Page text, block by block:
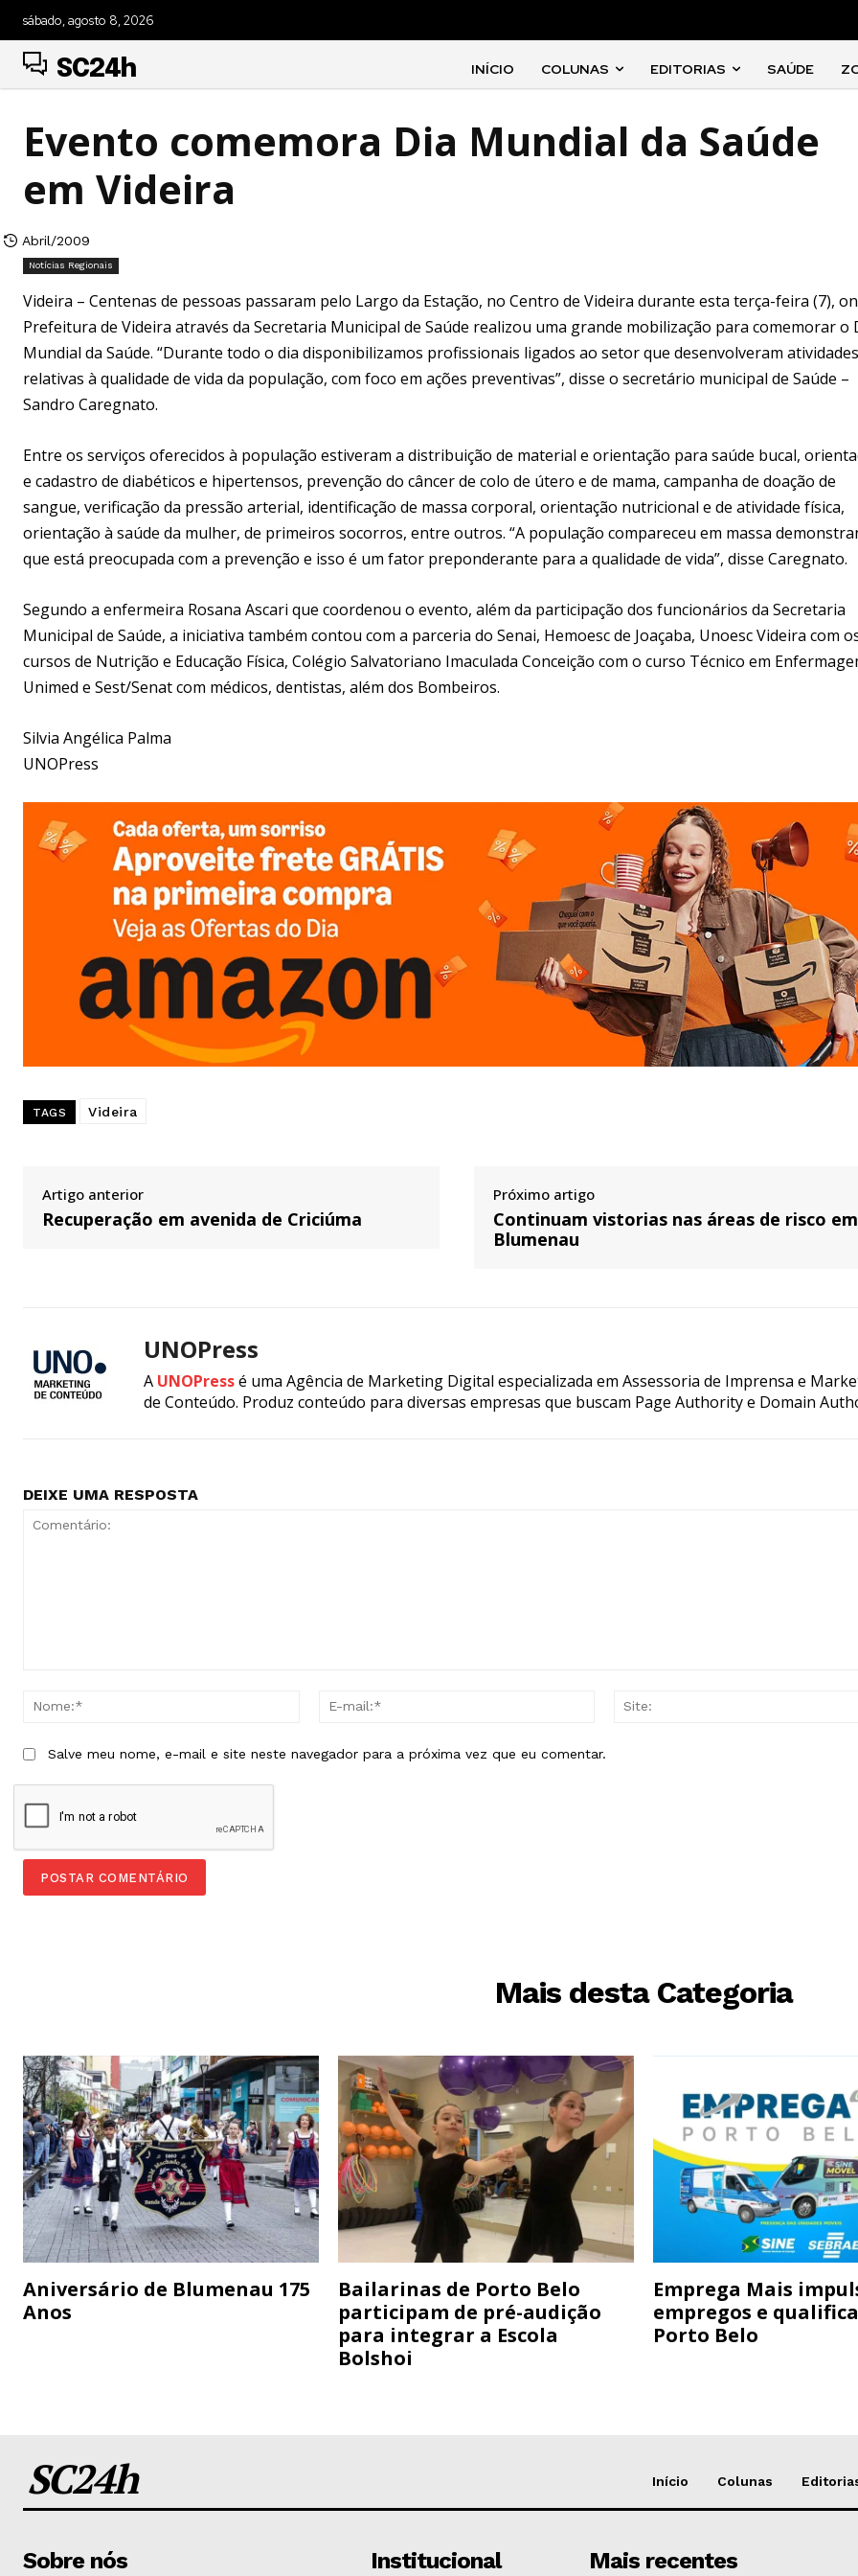
sábado, agosto 8, 2026
SC24h INÍCIO COLUNAS EDITORIAS SAÚDE
Evento comemora Dia Mundial da Saúde
em Videira
Abril/2009
Notícias Regionais
Videira – Centenas de pessoas passaram pelo Largo da Estação, no Centro de Videira durante esta terça-feira (7),
Prefeitura de Videira através da Secretaria Municipal de Saúde realizou uma grande mobilização para comemorar o
Mundial da Saúde. “Durante todo o dia disponibilizamos profissionais ligados ao setor que desenvolveram atividades
relativas à qualidade de vida da população, com foco em ações preventivas”, disse o secretário municipal de Saúde –
Sandro Caregnato.
Entre os serviços oferecidos à população estiveram a distribuição de material e orientação para saúde bucal,
e cadastro de diabéticos e hipertensos, prevenção do câncer de colo de útero e de mama, campanha de doação de
sangue, verificação da pressão arterial, identificação de massa corporal, orientação nutricional e de atividade física,
orientação à saúde da mulher, de primeiros socorros, entre outros. “A população compareceu em massa
que está preocupada com a prevenção e isso é um fator preponderante para a qualidade de vida”, disse Caregnato.
Segundo a enfermeira Rosana Ascari que coordenou o evento, além da participação dos funcionários da Secretaria
Municipal de Saúde, a iniciativa também contou com a parceria do Senai, Hemoesc de Joaçaba, Unoesc Videira com
cursos de Nutrição e Educação Física, Colégio Salvatoriano Imaculada Conceição com o curso Técnico em
Unimed e Sest/Senat com médicos, dentistas, além dos Bombeiros.
Silvia Angélica Palma
UNOPress
TAGS Videira
Artigo anterior
Recuperação em avenida de Criciúma
Próximo artigo
Continuam vistorias nas áreas de risco em
Blumenau
UNOPress
A UNOPressé uma Agência de Marketing Digital especializada em Assessoria de Imprensa e
de Conteúdo. Produz conteúdo para diversas empresas que buscam Page Authority e Domain
DEIXE UMA RESPOSTA
Nome:*
Salve meu nome, e-mail e site neste navegador para a próxima vez que eu comentar.
Mais desta Categoria
Aniversário de Blumenau 175
Anos
Bailarinas de Porto Belo
participam de pré-audição
para integrar a Escola
Bolshoi
Emprega Mais
empregos e
Porto Belo
SC24h Início Colunas
Sobre nós Institucional Mais recentes